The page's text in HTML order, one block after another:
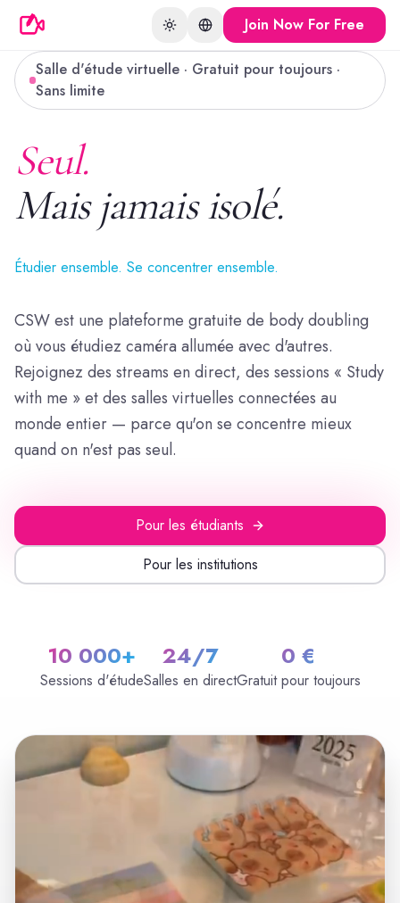
Toggle theme
Change language
Join Now For Free
Salle d'étude virtuelle · Gratuit pour toujours ·
Sans limite
Seul.
Mais jamais isolé.
Étudier ensemble. Se concentrer ensemble.
CSW est une plateforme gratuite de body doubling
où vous étudiez caméra allumée avec d'autres.
Rejoignez des streams en direct, des sessions « Study
with me » et des salles virtuelles connectées au
monde entier — parce qu'on se concentre mieux
quand on n'est pas seul.
Pour les étudiants
Pour les institutions
10 000+
Sessions d'étude
24/7
Salles en direct
0 €
Gratuit pour toujours